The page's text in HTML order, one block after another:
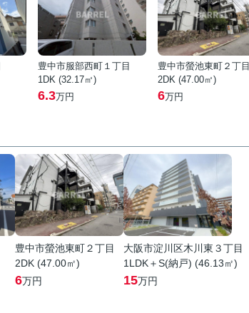
豊中市服部西町１丁目
1DK (32.17㎡)
6.3万円
豊中市螢池東町２丁目
2DK (47.00㎡)
6万円
豊中市螢池東町２丁目
2DK (47.00㎡)
6万円
大阪市淀川区木川東３丁目
1LDK＋S(納戸) (46.13㎡)
15万円